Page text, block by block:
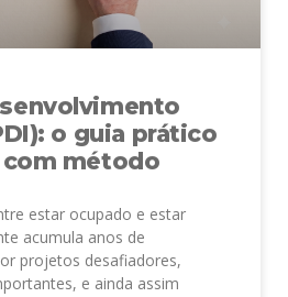
o guia prático
com método
estar ocupado e estar
acumula anos de
projetos desafiadores,
e ainda assim